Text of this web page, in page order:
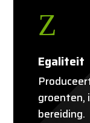
Z
Egaliteit
groenten,
bereiding.